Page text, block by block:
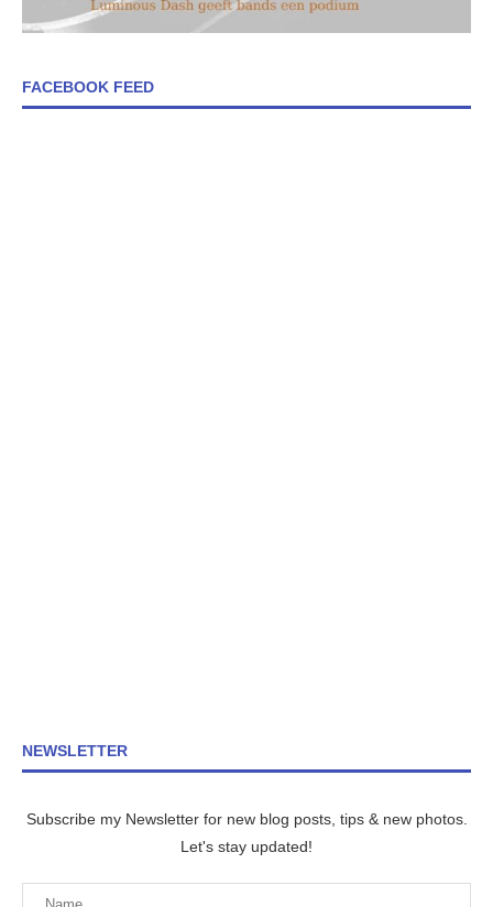
FACEBOOK FEED
NEWSLETTER
Subscribe my Newsletter for new blog posts, tips & new photos.
Let's stay updated!